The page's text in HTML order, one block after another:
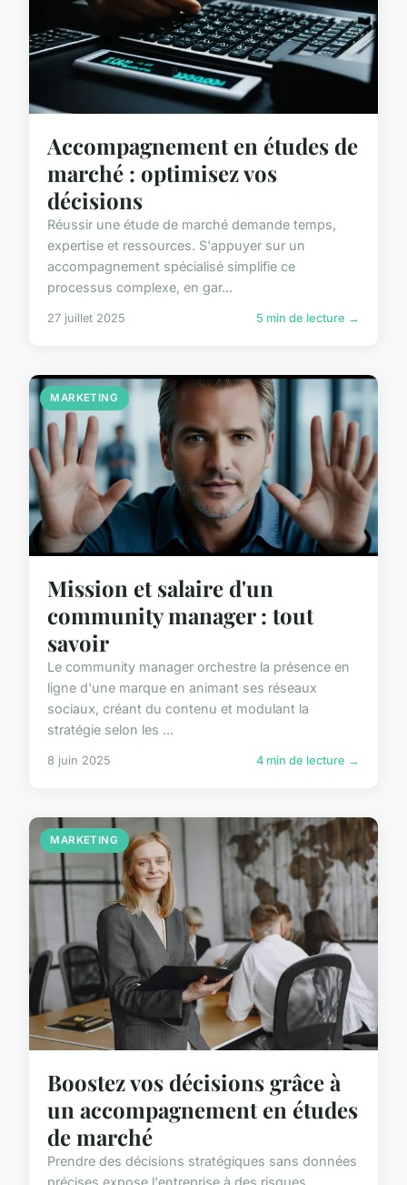
Accompagnement en études de
marché : optimisez vos
décisions
Réussir une étude de marché demande temps,
expertise et ressources. S'appuyer sur un
accompagnement spécialisé simplifie ce
processus complexe, en gar...
27 juillet 2025 5 min de lecture →
MARKETING
Mission et salaire d'un
community manager : tout
savoir
Le community manager orchestre la présence en
ligne d'une marque en animant ses réseaux
sociaux, créant du contenu et modulant la
stratégie selon les ...
8 juin 2025 4 min de lecture →
MARKETING
Boostez vos décisions grâce à
un accompagnement en études
de marché
Prendre des décisions stratégiques sans données